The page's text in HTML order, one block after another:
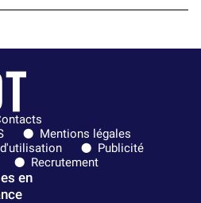
Mentions légales
Publicité
Recrutement
en